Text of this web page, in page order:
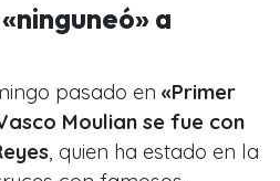
a
pasado en «Primer
Moulian se fue con
, quien ha estado en la